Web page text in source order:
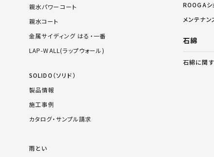
親水パワーコート
親水コート
金属サイディング はる・一番
LAP-WALL(ラップウォール)
SOLIDO（ソリド）
製品情報
施工事例
カタログ・サンプル請求
雨とい
ROOGAシ
メンテナ
石綿
石綿に関